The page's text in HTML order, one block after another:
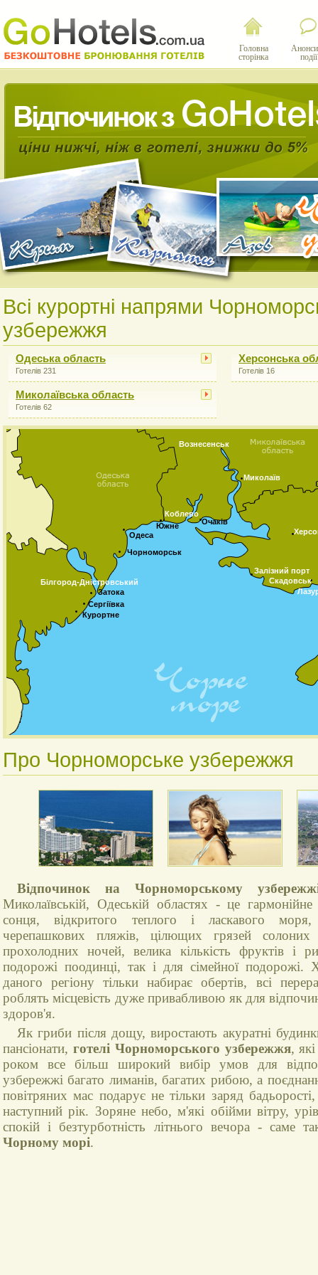
Головна
сторінка
події
Всі курортні напрями
узбережжя
Одеська область
Готелів 231
Миколаївська область
Готелів 62
Херсонська
Готелів 16
Білгород-Дністровський
Вознесенськ
Залізний порт
Затока
Коблево
Курортне
Миколаїв
Одеса
Очаків
Сергіївка
Скадовськ
Чорноморськ
Южне
Про Чорноморське узбережжя
Відпочинок на Чорноморському
Миколаївській, Одеській областях - це
сонця, відкритого теплого і ласкавого
черепашкових пляжів, цілющих грязей
прохолодних ночей, велика кількість фруктів і
подорожі поодинці, так і для сімейної подорожі.
даного регіону тільки набирає обертів, всі
роблять місцевість дуже привабливою як для
здоров'я.
Як гриби після дощу, виростають акуратні
пансіонати, готелі Чорноморського узбережжя,
роком все більш широкий вибір умов для
узбережжі багато лиманів, багатих рибою, а
повітряних мас подарує не тільки заряд
наступний рік. Зоряне небо, м'які обійми вітру,
спокій і безтурботність літнього вечора - саме
Чорному морі.